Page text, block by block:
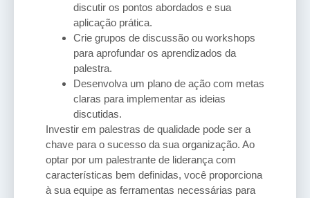
discutir os pontos abordados e sua
aplicação prática.
Crie grupos de discussão ou workshops
para aprofundar os aprendizados da
palestra.
Desenvolva um plano de ação com metas
claras para implementar as ideias
discutidas.
Investir em palestras de qualidade pode ser a
chave para o sucesso da sua organização. Ao
optar por um palestrante de liderança com
características bem definidas, você proporciona
à sua equipe as ferramentas necessárias para